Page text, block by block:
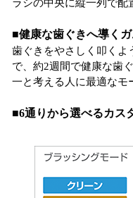
ラシの中央に縦一列で配
■健康な歯ぐきへ導く
歯ぐきをやさしく叩くよ
で、約2週間で健康な歯
一と考える人に最適なモ
■6通りから選べるカス